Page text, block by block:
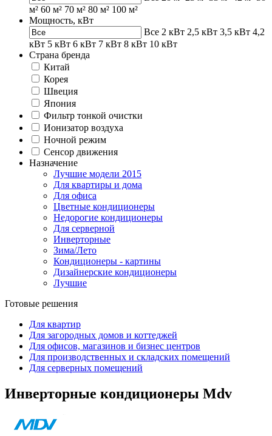
м² 60 м² 70 м² 80 м² 100 м²
Мощность, кВт
Все 2 кВт 2,5 кВт 3,5 кВт 4,2
кВт 5 кВт 6 кВт 7 кВт 8 кВт 10 кВт
Страна бренда
Китай
Корея
Швеция
Япония
Фильтр тонкой очистки
Ионизатор воздуха
Ночной режим
Сенсор движения
Назначение
Лучшие модели 2015
Для квартиры и дома
Для офиса
Цветные кондиционеры
Недорогие кондиционеры
Для серверной
Инверторные
Зима/Лето
Кондиционеры - картины
Дизайнерские кондиционеры
Лучшие
Готовые решения
Для квартир
Для загородных домов и коттеджей
Для офисов, магазинов и бизнес центров
Для производственных и складских помещений
Для серверных помещений
Инверторные кондиционеры Mdv